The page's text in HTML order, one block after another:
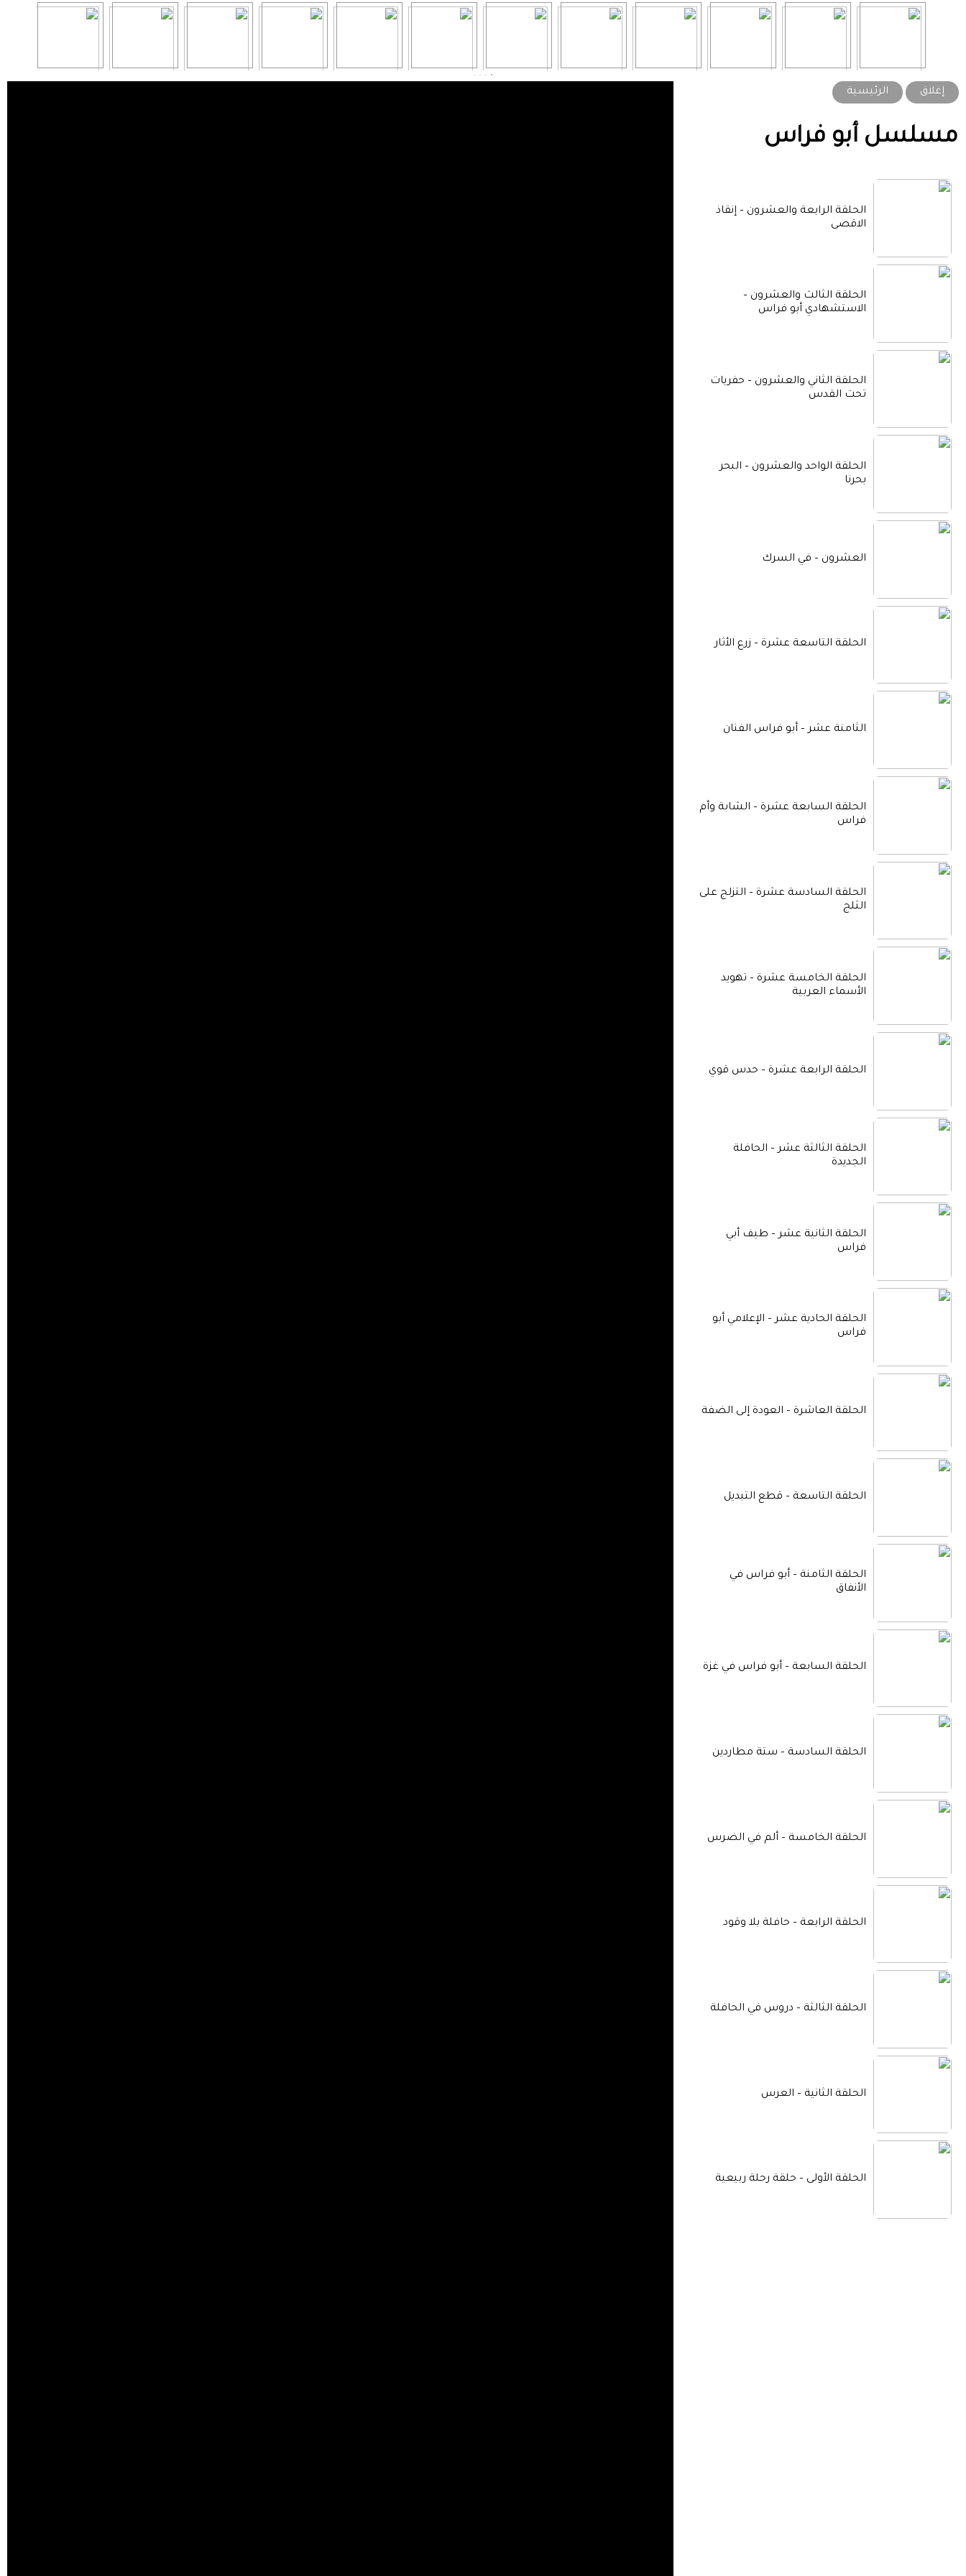
إغلاق الرئيسية
مسلسل أبو فراس
الحلقة الرابعة والعشرون – إنقاذ
الاقصى
الحلقة الثالث والعشرون –
الاستشهادي أبو فراس
الحلقة الثاني والعشرون – حفريات
تحت القدس
الحلقة الواحد والعشرون – البحر
بحرنا
العشرون – في السرك
الحلقة التاسعة عشرة – زرع الأثار
الثامنة عشر – أبو فراس الفنان
الحلقة السابعة عشرة – الشابة وأم
فراس
الحلقة السادسة عشرة – التزلج على
الثلج
الحلقة الخامسة عشرة – تهويد
الأسماء العربية
الحلقة الرابعة عشرة – حدس قوي
الحلقة الثالثة عشر – الحافلة
الجديدة
الحلقة الثانية عشر – طيف أبي
فراس
الحلقة الحادية عشر – الإعلامي أبو
فراس
الحلقة العاشرة – العودة إلى الضفة
الحلقة التاسعة – قطع التبديل
الحلقة الثامنة – أبو فراس في
الأنفاق
الحلقة السابعة – أبو فراس في غزة
الحلقة السادسة – ستة مطاردين
الحلقة الخامسة – ألم في الضرس
الحلقة الرابعة – حافلة بلا وقود
الحلقة الثالثة – دروس في الحافلة
الحلقة الثانية – العرس
الحلقة الأولى – حلقة رحلة ربيعية